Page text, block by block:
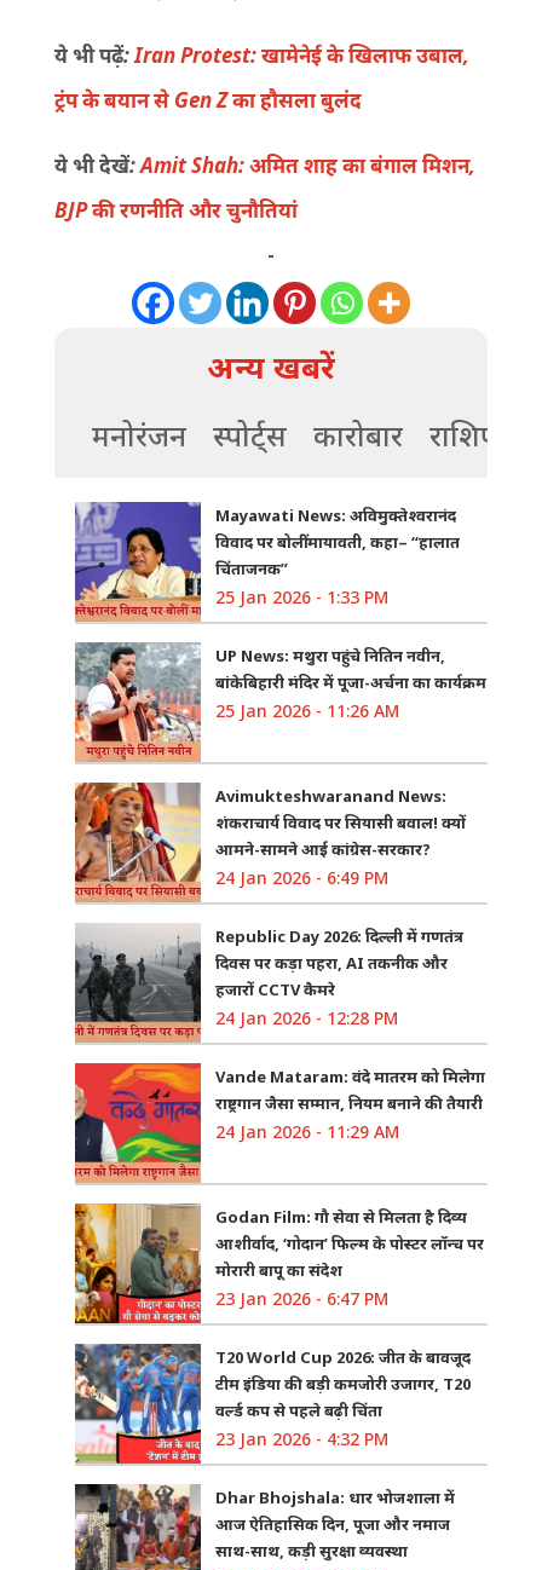
ये भी पढ़ें:Iran Protest: खामेनेई के खिलाफ उबाल,
ट्रंप के बयान से Gen Z का हौसला बुलंद
ये भी देखें:Amit Shah: अमित शाह का बंगाल मिशन,
BJP की रणनीति और चुनौतियां
-
अन्य खबरें
मनोरंजन स्पोर्ट्स कारोबार राशिफल
Mayawati News: अविमुक्तेश्वरानंद
विवाद पर बोलीं मायावती, कहा– “हालात
चिंताजनक”
25 Jan 2026 - 1:33 PM
UP News: मथुरा पहुंचे नितिन नवीन,
बांकेबिहारी मंदिर में पूजा-अर्चना का कार्यक्रम
25 Jan 2026 - 11:26 AM
Avimukteshwaranand News:
शंकराचार्य विवाद पर सियासी बवाल! क्यों
आमने-सामने आई कांग्रेस-सरकार?
24 Jan 2026 - 6:49 PM
Republic Day 2026: दिल्ली में गणतंत्र
दिवस पर कड़ा पहरा, AI तकनीक और
हजारों CCTV कैमरे
24 Jan 2026 - 12:28 PM
Vande Mataram: वंदे मातरम को मिलेगा
राष्ट्रगान जैसा सम्मान, नियम बनाने की तैयारी
24 Jan 2026 - 11:29 AM
Godan Film: गौ सेवा से मिलता है दिव्य
आशीर्वाद, ‘गोदान’ फिल्म के पोस्टर लॉन्च पर
मोरारी बापू का संदेश
23 Jan 2026 - 6:47 PM
T20 World Cup 2026: जीत के बावजूद
टीम इंडिया की बड़ी कमजोरी उजागर, T20
वर्ल्ड कप से पहले बढ़ी चिंता
23 Jan 2026 - 4:32 PM
Dhar Bhojshala: धार भोजशाला में
आज ऐतिहासिक दिन, पूजा और नमाज
साथ-साथ, कड़ी सुरक्षा व्यवस्था